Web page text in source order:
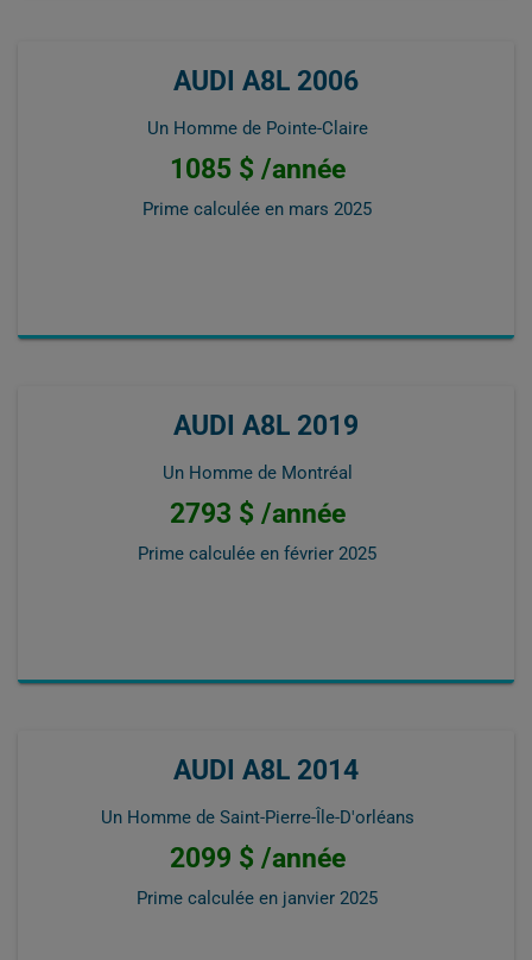
AUDI A8L 2006
Un Homme de Pointe-Claire
1085 $ /année
Prime calculée en mars 2025
AUDI A8L 2019
Un Homme de Montréal
2793 $ /année
Prime calculée en février 2025
AUDI A8L 2014
Un Homme de Saint-Pierre-Île-D'orléans
2099 $ /année
Prime calculée en janvier 2025